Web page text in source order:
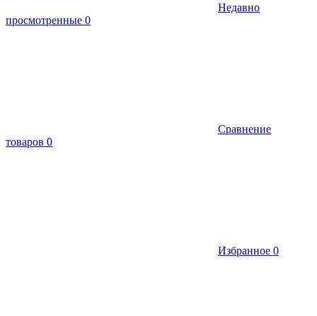
Недавно
просмотренные 0
Сравнение
товаров 0
Избранное 0